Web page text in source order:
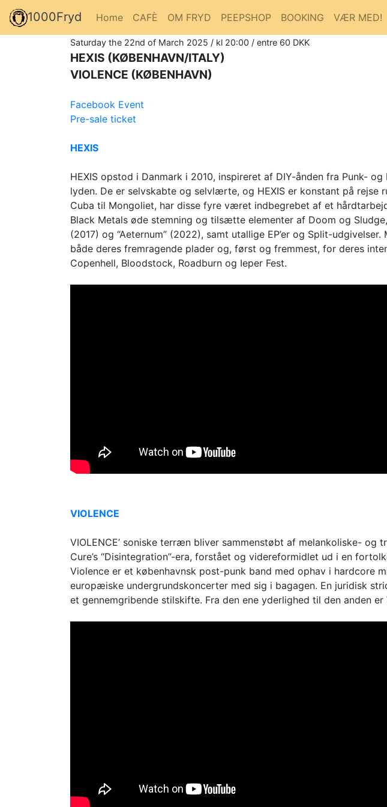
1000Fryd Home CAFÈ OM FRYD PEEPSHOP BOOKING VÆR MED!
Saturday the 22nd of March 2025 / kl 20:00 / entre 60 DKK
HEXIS (KØBENHAVN/ITALY)
VIOLENCE (KØBENHAVN)
Facebook Event
Pre-sale ticket
HEXIS
HEXIS opstod i Danmark i 2010, inspireret af DIY-ånden fra Punk-
lyden. De er selvskabte og selvlærte, og HEXIS er konstant på
Cuba til Mongoliet, har disse fyre været indbegrebet af et
Black Metals øde stemning og tilsætte elementer af Doom og
(2017) og “Aeternum” (2022), samt utallige EP’er og Split-
både deres fremragende plader og, først og fremmest, for deres
Copenhell, Bloodstock, Roadburn og Ieper Fest.
VIOLENCE
VIOLENCE’ soniske terræn bliver sammenstøbt af melankoliske-
Cure’s “Disintegration”-era, forstået og videreformidlet ud i en
Violence er et københavnsk post-punk band med ophav i hardcore
europæiske undergrundskoncerter med sig i bagagen. En juridisk
et gennemgribende stilskifte. Fra den ene yderlighed til den anden